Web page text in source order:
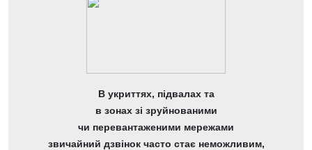
В укриттях, підвалах та
в зонах зі зруйнованими
чи перевантаженими мережами
звичайний дзвінок часто стає неможливим,